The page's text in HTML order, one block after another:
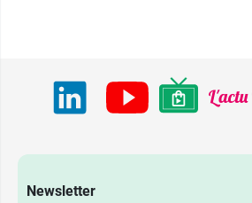
Newsletter